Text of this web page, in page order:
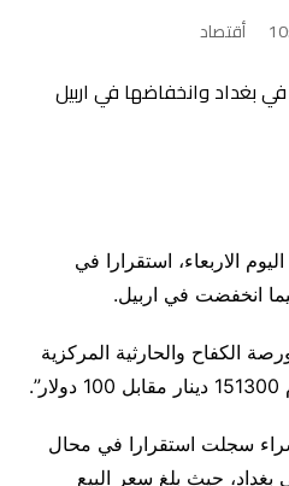
أقتصاد
الاربعاء، استقرارا في
انخفضت في اربيل.
الكفاح والحارثية المركزية
سجلت استقرارا في محال
بغداد، حيث بلغ سعر البيع